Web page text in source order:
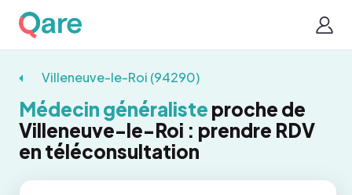
Villeneuve-le-Roi (94290)
Médecin généraliste proche de
Villeneuve-le-Roi : prendre RDV
en téléconsultation